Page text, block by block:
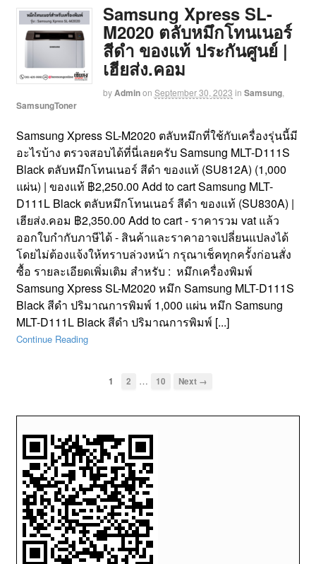
Samsung Xpress SL-
M2020 ตลับหมึกโทนเนอร์
สีดำ ของแท้ ประกันศูนย์ |
เฮียส่ง.คอม
byAdminon September 30, 2023 in Samsung,
SamsungToner
Samsung Xpress SL-M2020 ตลับหมึกที่ใช้กับเครื่องรุ่นนี้มี
อะไรบ้าง ตรวจสอบได้ที่นี่เลยครับ Samsung MLT-D111S
Black ตลับหมึกโทนเนอร์ สีดำ ของแท้ (SU812A) (1,000
แผ่น) | ของแท้ ฿2,250.00 Add to cart Samsung MLT-
D111L Black ตลับหมึกโทนเนอร์ สีดำ ของแท้ (SU830A) |
เฮียส่ง.คอม ฿2,350.00 Add to cart - ราคารวม vat แล้ว
ออกใบกำกับภาษีได้ - สินค้าและราคาอาจเปลี่ยนแปลงได้
โดยไม่ต้องแจ้งให้ทราบล่วงหน้า กรุณาเช็คทุกครั้งก่อนสั่ง
ซื้อ รายละเอียดเพิ่มเติม สำหรับ : หมึกเครื่องพิมพ์
Samsung Xpress SL-M2020 หมึก Samsung MLT-D111S
Black สีดำ ปริมาณการพิมพ์ 1,000 แผ่น หมึก Samsung
MLT-D111L Black สีดำ ปริมาณการพิมพ์ [...]
Continue Reading
1 2 … 10 Next →